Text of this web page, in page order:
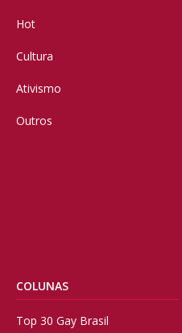
Hot
Cultura
Ativismo
Outros
COLUNAS
Top 30 Gay Brasil